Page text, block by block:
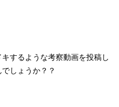
するような考察動画を投稿し
しょうか？？